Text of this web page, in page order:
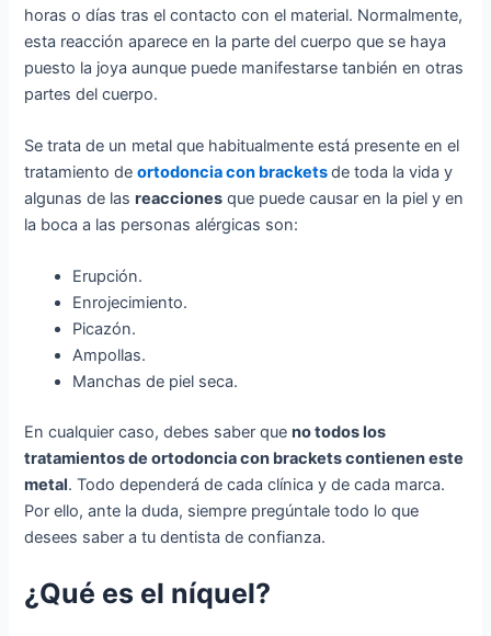
horas o días tras el contacto con el material. Normalmente,
esta reacción aparece en la parte del cuerpo que se haya
puesto la joya aunque puede manifestarse tanbién en otras
partes del cuerpo.
Se trata de un metal que habitualmente está presente en el
tratamiento deortodoncia con bracketsde toda la vida y
algunas de lasreacciones que puede causar en la piel y en
la boca a las personas alérgicas son:
Erupción.
Enrojecimiento.
Picazón.
Ampollas.
Manchas de piel seca.
En cualquier caso, debes saber queno todos los
tratamientos de ortodoncia con brackets contienen este
metal. Todo dependerá de cada clínica y de cada marca.
Por ello, ante la duda, siempre pregúntale todo lo que
desees saber a tu dentista de confianza.
¿Qué es el níquel?